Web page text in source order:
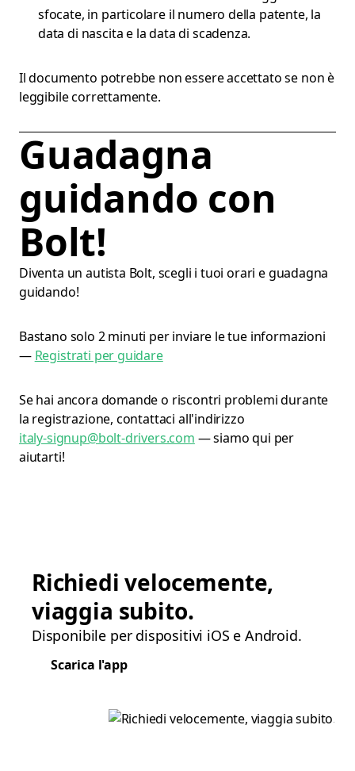
sfocate, in particolare il numero della patente, la
data di nascita e la data di scadenza.
Il documento potrebbe non essere accettato se non è
leggibile correttamente.
Guadagna
guidando con
Bolt!
Diventa un autista Bolt, scegli i tuoi orari e guadagna
guidando!
Bastano solo 2 minuti per inviare le tue informazioni
— Registrati per guidare
Se hai ancora domande o riscontri problemi durante
la registrazione, contattaci all'indirizzo
italy-signup@bolt-drivers.com — siamo qui per
aiutarti!
Richiedi velocemente,
viaggia subito.
Disponibile per dispositivi iOS e Android.
Scarica l'app